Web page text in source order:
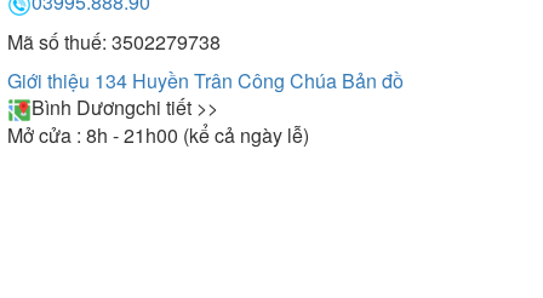
Mã số thuế: 3502279738
Giới thiệu 134 Huyền Trân Công Chúa Bản đồ
Bình Dươngchi tiết >>
Mở cửa : 8h - 21h00 (kể cả ngày lễ)